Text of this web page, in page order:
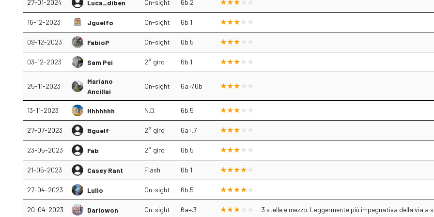
27-01-2024 Luca_diben On-sight 6b.2
16-12-2023 Jguelfo On-sight 6b.1
09-12-2023 FabioP On-sight 6b.5
03-12-2023 Sam Pei 2° giro 6b.1
25-11-2023
Mariano
Ancillai
On-sight 6a+/6b
13-11-2023 Hhhhhhh N.D. 6b.5
27-07-2023 Bguelf 2° giro 6a+.7
23-05-2023 Fab 2° giro 6b.5
21-05-2023 Casey Rant Flash 6b.1
27-04-2023 Lullo On-sight 6b.5
20-04-2023 Dariowon On-sight 6a+.3 3 stelle e mezzo. Leggermente più impegnativa della via a